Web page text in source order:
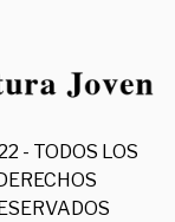
- TODOS LOS
DERECHOS